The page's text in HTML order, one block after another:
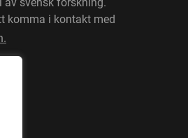
komma i kontakt med